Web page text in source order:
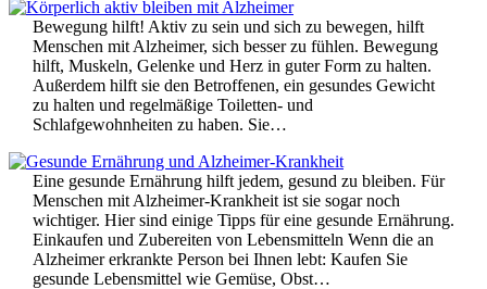
Bewegung hilft! Aktiv zu sein und sich zu bewegen, hilft
Menschen mit Alzheimer, sich besser zu fühlen. Bewegung
hilft, Muskeln, Gelenke und Herz in guter Form zu halten.
Außerdem hilft sie den Betroffenen, ein gesundes Gewicht
zu halten und regelmäßige Toiletten- und
Schlafgewohnheiten zu haben. Sie…
Eine gesunde Ernährung hilft jedem, gesund zu bleiben. Für
Menschen mit Alzheimer-Krankheit ist sie sogar noch
wichtiger. Hier sind einige Tipps für eine gesunde Ernährung.
Einkaufen und Zubereiten von Lebensmitteln Wenn die an
Alzheimer erkrankte Person bei Ihnen lebt: Kaufen Sie
gesunde Lebensmittel wie Gemüse, Obst…